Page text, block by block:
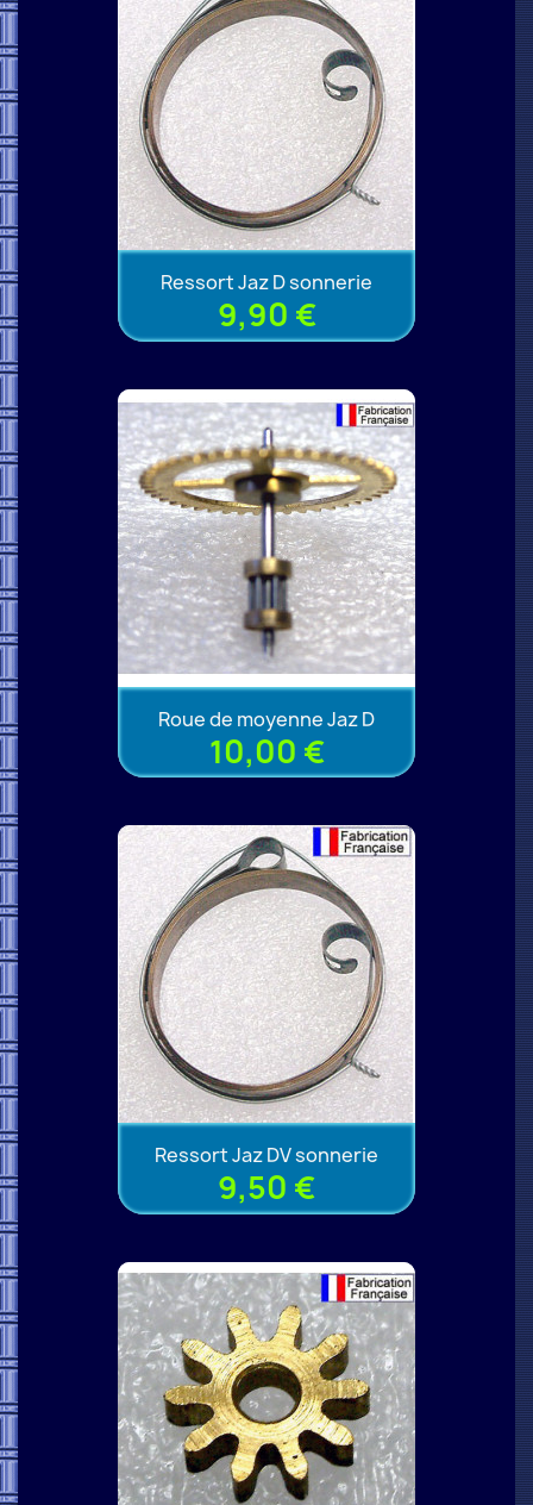
Ressort Jaz D sonnerie
9,90 €
Roue de moyenne Jaz D
10,00 €
Ressort Jaz DV sonnerie
9,50 €